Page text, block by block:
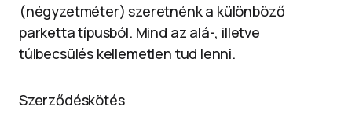
(négyzetméter) szeretnénk a különböző
parketta típusból. Mind az alá-, illetve
túlbecsülés kellemetlen tud lenni.
Szerződéskötés